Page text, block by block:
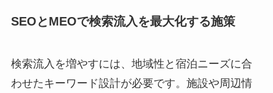
SEOとMEOで検索流入を最大化する施策
検索流入を増やすには、地域性と宿泊ニーズに合
わせたキーワード設計が必要です。施設や周辺情